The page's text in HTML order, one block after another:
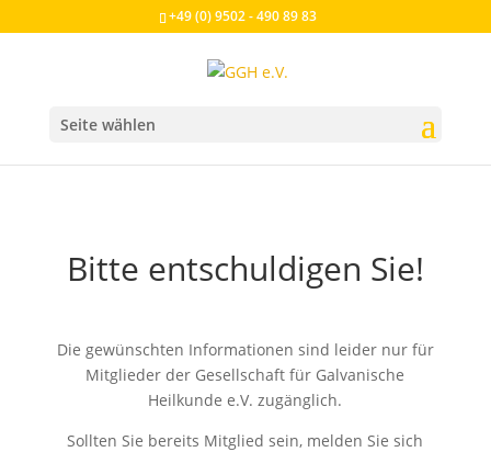
+49 (0) 9502 - 490 89 83
Seite wählen
Bitte entschuldigen Sie!
Die gewünschten Informationen sind leider nur für
Mitglieder der Gesellschaft für Galvanische
Heilkunde e.V. zugänglich.
Sollten Sie bereits Mitglied sein, melden Sie sich